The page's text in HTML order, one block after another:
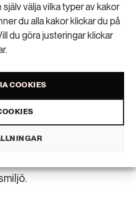
välja vilka typer av kakor
du alla kakor klickar du på
du göra justeringar klickar
COOKIES
kring alternativa
nu finns båtar som körs
sjöfart. Men trots detta
återhållsamma med
vilka transporter vi ska